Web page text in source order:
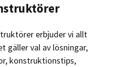
erbjuder vi allt
gäller val av lösningar,
konstruktionstips,